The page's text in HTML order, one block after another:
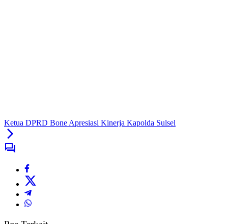
Ketua DPRD Bone Apresiasi Kinerja Kapolda Sulsel